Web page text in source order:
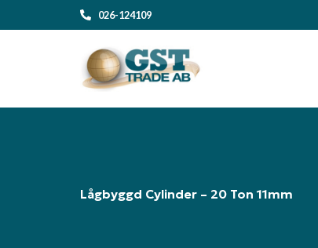
026-124109
Lågbyggd Cylinder – 20 Ton 11mm